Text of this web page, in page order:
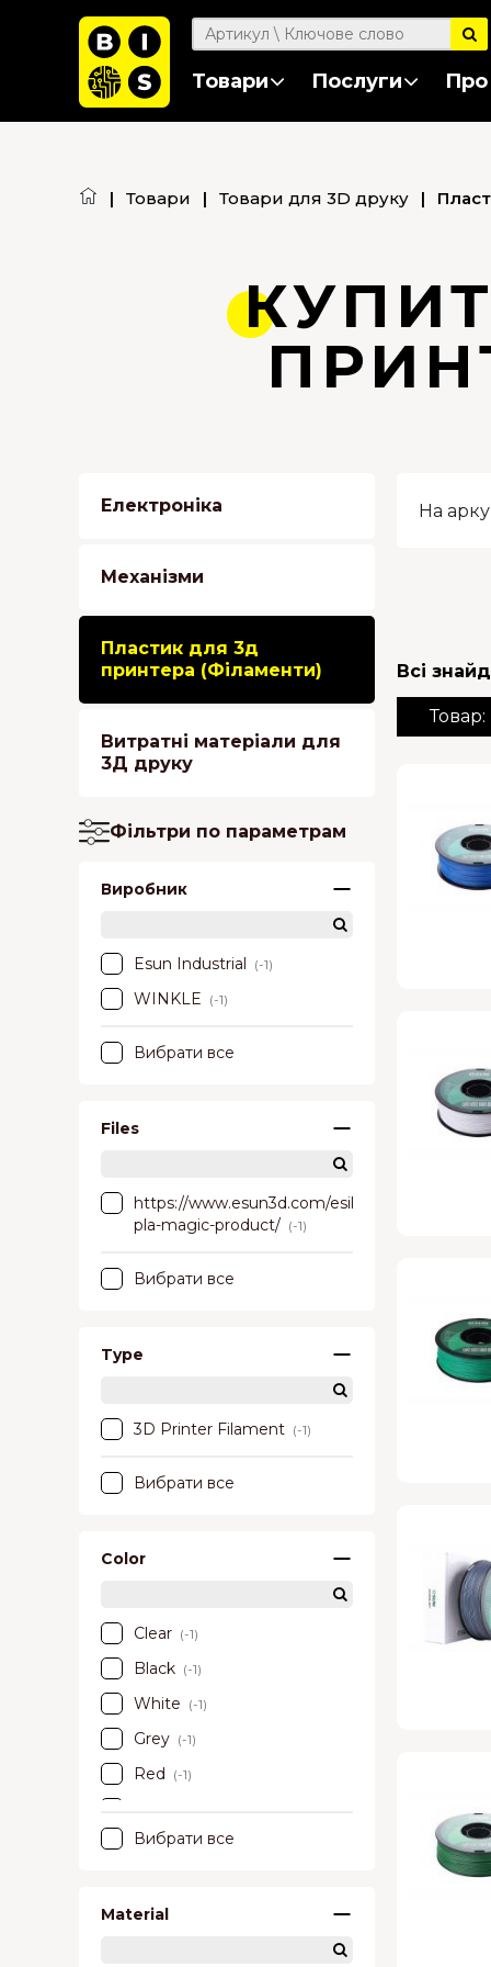
Товари Послуги Про
| Товари | Товари для 3D друку |
Електроніка
Механізми
Пластик для 3д
принтера (Філаменти)
Витратні матеріали для
3Д друку
Фільтри по параметрам
Виробник
Esun Industrial (-1)
WINKLE (-1)
Вибрати все
Files
https://www.esun3d.com/esilk-
pla-magic-product/ (-1)
Вибрати все
Type
3D Printer Filament (-1)
Вибрати все
Color
Clear (-1)
Black (-1)
White (-1)
Grey (-1)
Red (-1)
Green (-1)
Natural
Вибрати все
Material
На
Всі
Товар: